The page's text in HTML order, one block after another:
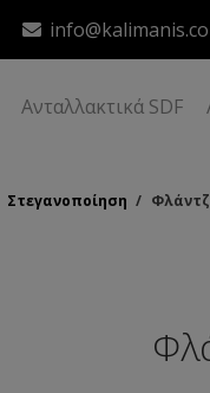
Ανταλλακτικά SDF
Στεγανοποίηση /